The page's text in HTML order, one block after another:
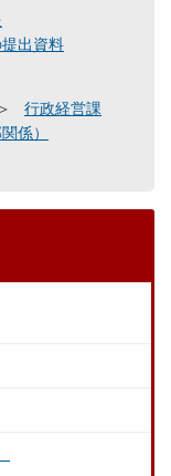
出資料
行政経営課
係）